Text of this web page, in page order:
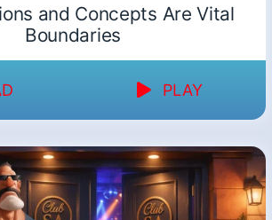
and Concepts Are Vital
Boundaries
PLAY